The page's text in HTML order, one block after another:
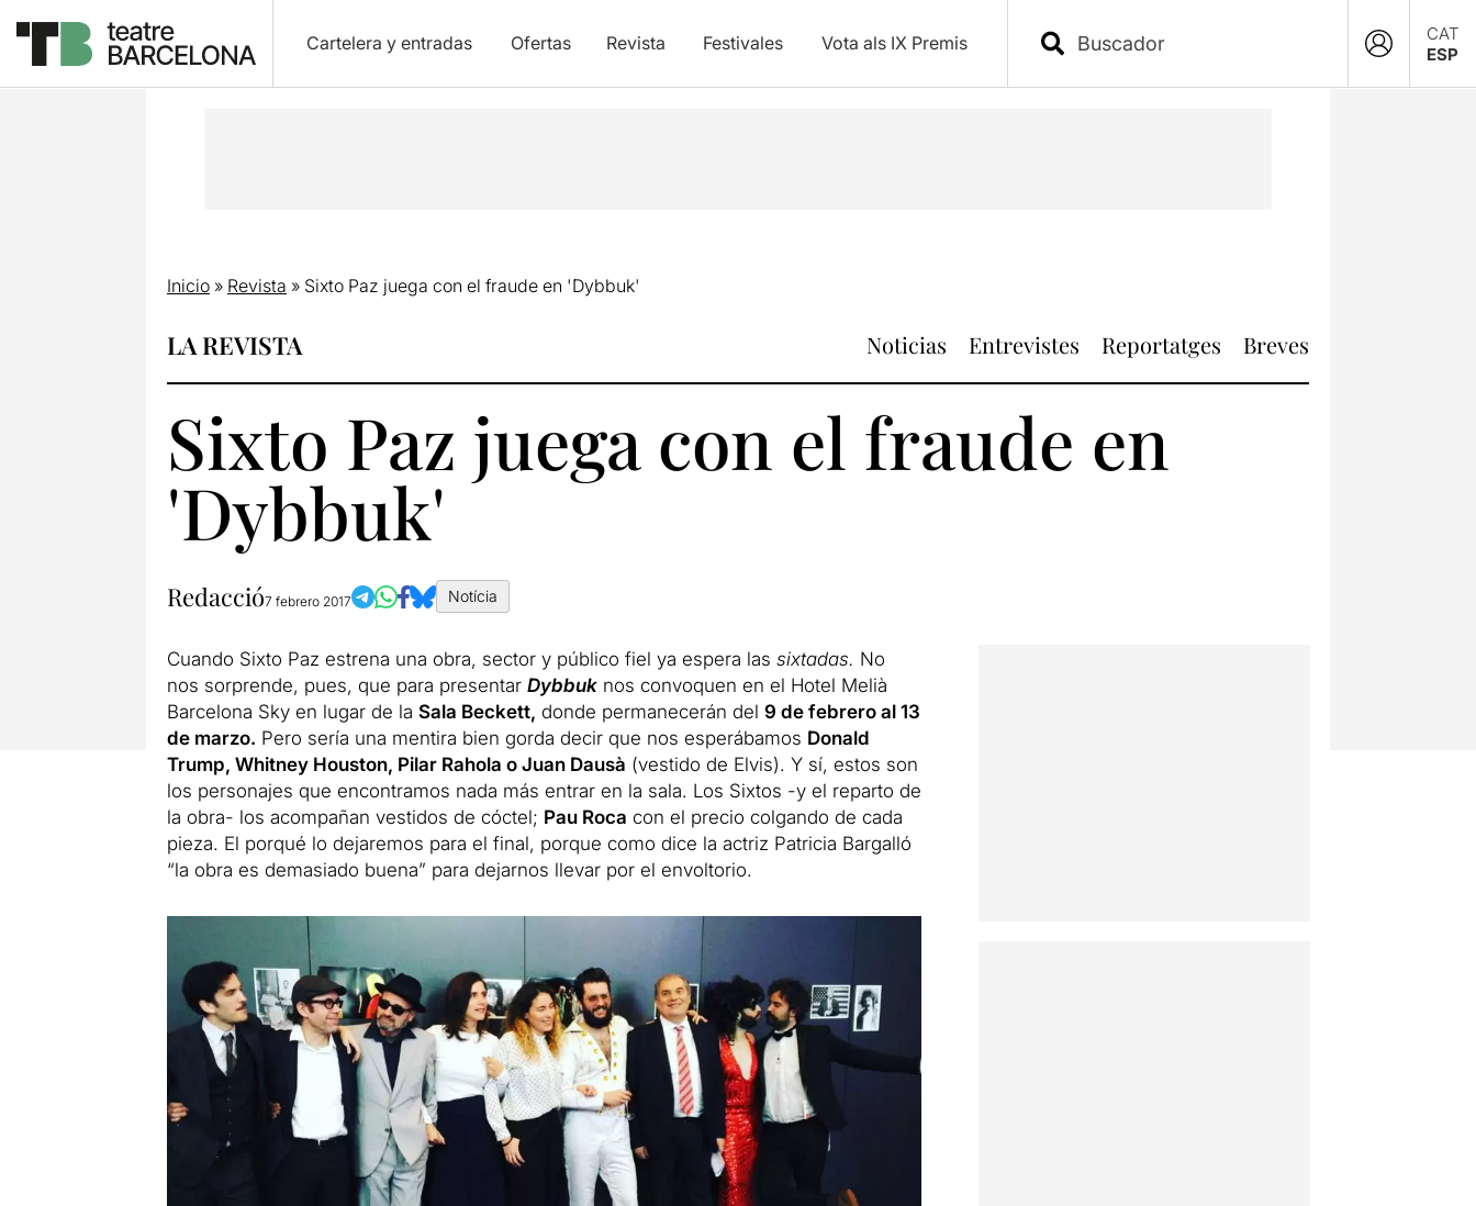
Cartelera y entradas Ofertas Revista Festivales Vota als IX Premis
CAT
ESP
Inicio» Revista » Sixto Paz juega con el fraude en 'Dybbuk'
LA REVISTA Noticias Entrevistes Reportatges Breves
Sixto Paz juega con el fraude en
'Dybbuk'
Redacció7 febrero 2017 Notícia
Cuando Sixto Paz estrena una obra, sector y público fiel ya espera las sixtadas. No
nos sorprende, pues, que para presentar Dybbuknos convoquen en el Hotel Melià
Barcelona Sky en lugar de la Sala Beckett, donde permanecerán del 9 de febrero al 13
de marzo. Pero sería una mentira bien gorda decir que nos esperábamos Donald
Trump, Whitney Houston, Pilar Rahola o Juan Dausà (vestido de Elvis). Y sí, estos son
los personajes que encontramos nada más entrar en la sala. Los Sixtos -y el reparto de
la obra- los acompañan vestidos de cóctel; Pau Roca con el precio colgando de cada
pieza. El porqué lo dejaremos para el final, porque como dice la actriz Patricia Bargalló
“la obra es demasiado buena” para dejarnos llevar por el envoltorio.